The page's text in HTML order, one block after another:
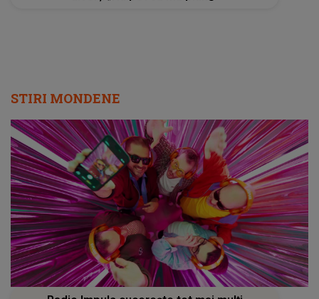
Radio Impuls cucerește tot mai mulți
ascultători: creșteri semnificative în audiență